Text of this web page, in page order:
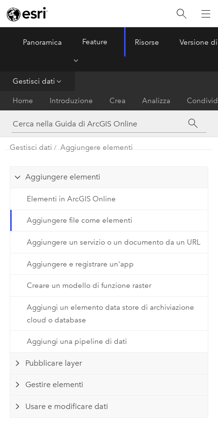
ArcGIS Online
Panoramica Feature Risorse Versione
Gestisci dati
Home Introduzione Crea Analizza
Gestisci dati Aggiungere elementi
Aggiungere elementi
Elementi in ArcGIS Online
Aggiungere file come elementi
Aggiungere un servizio o un documento da un URL
Aggiungere e registrare un'app
Creare un modello di funzione raster
Aggiungi un elemento data store di archiviazione
cloud o database
Aggiungi una pipeline di dati
Pubblicare layer
Gestire elementi
Usare e modificare dati